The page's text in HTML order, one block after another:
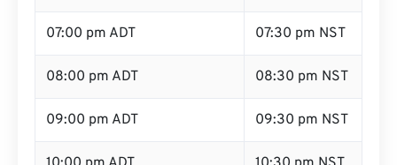
07:00 pm ADT 07:30 pm NST
08:00 pm ADT 08:30 pm NST
09:00 pm ADT 09:30 pm NST